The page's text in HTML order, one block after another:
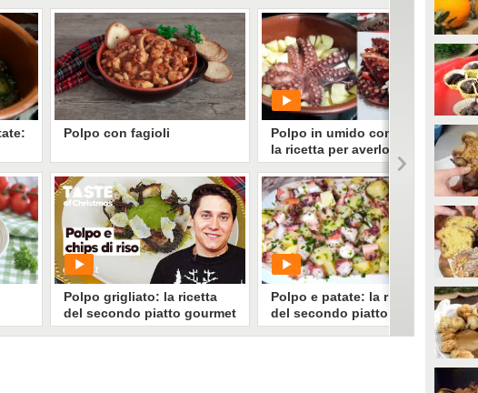
Polpo con fagioli
Il polpo con fagioli è un secondo
semplice e delizioso a base di
fagioli cannellini e polpo verace:
variante più ricca del polpo in
umido, è ideale da gustare come
piatto unico e accompagnare con
crostini dorati.
Polpo grigliato: la ricetta
del secondo piatto gourmet
per la Vigilia
Polpo in umido con patate:
la ricetta per averlo
morbido e gustoso
PLAY
660• diRicette In Cucina
Polpo e patate: la ricetta
del secondo piatto saporito